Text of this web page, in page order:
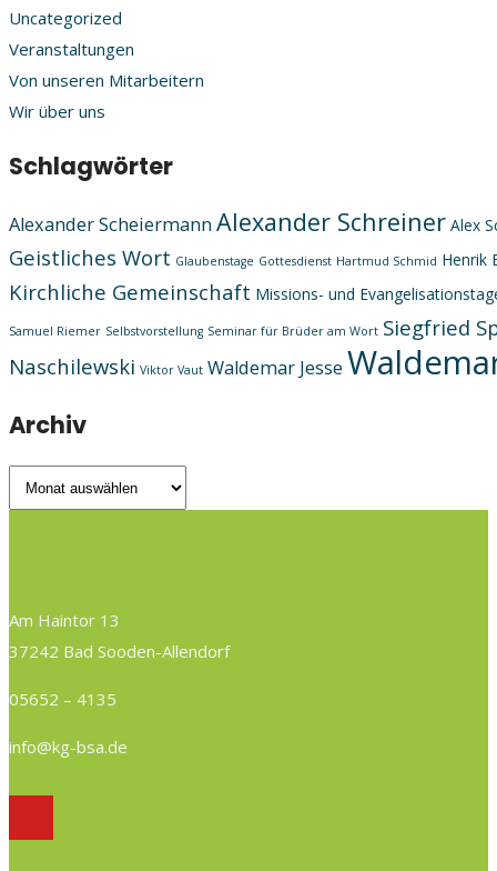
Uncategorized
Veranstaltungen
Von unseren Mitarbeitern
Wir über uns
Schlagwörter
Alexander ScheiermannAlexander Schreiner Alex
Geistliches Wort Glaubenstage Gottesdienst Hartmud Schmid Henrik
Kirchliche Gemeinschaft Missions- und
Samuel Riemer Selbstvorstellung Seminar für Brüder am Wort Siegfried
Naschilewski Viktor Vaut Waldemar Jesse
Archiv
Archiv
Am Haintor 13
37242 Bad Sooden-Allendorf
05652 – 4135
info@kg-bsa.de